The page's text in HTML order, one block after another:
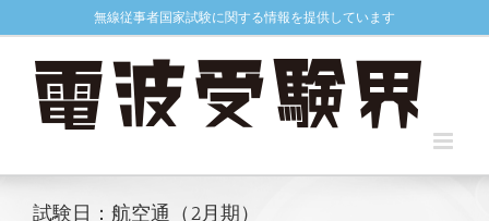
to
無線従事者国家試験に関する情報を提供しています
試験日：航空通（2月期）